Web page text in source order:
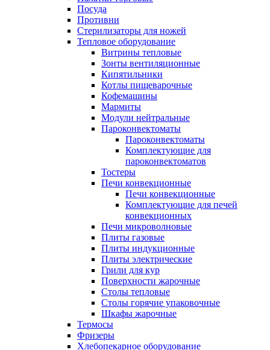
Посуда
Противни
Стерилизаторы для ножей
Тепловое оборудование
Витрины тепловые
Зонты вентиляционные
Кипятильники
Котлы пищеварочные
Кофемашины
Мармиты
Модули нейтральные
Пароконвектоматы
Пароконвектоматы
Комплектующие для
пароконвектоматов
Тостеры
Печи конвекционные
Печи конвекционные
Комплектующие для печей
конвекционных
Печи микроволновые
Плиты газовые
Плиты индукционные
Плиты электрические
Грили для кур
Поверхности жарочные
Столы тепловые
Столы горячие упаковочные
Шкафы жарочные
Термосы
Фризеры
Хлебопекарное оборудование